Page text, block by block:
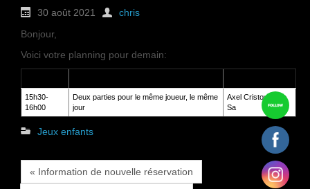
30 août 2021
chris
Bonjour,
Voici votre planning pour demain:
15h30-
16h00
Deux parties pour le même joueur, le même
jour
Axel Cristovao de
Sa
Jeux enfants
« Information de nouvelle réservation